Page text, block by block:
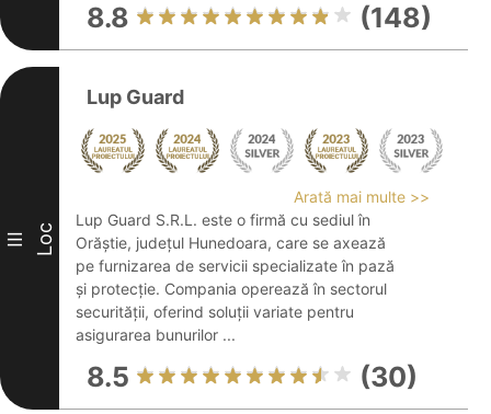
8.8 (148)
III Loc
Lup Guard
Arată mai multe >>
Lup Guard S.R.L. este o firmă cu sediul în
Orăștie, județul Hunedoara, care se axează
pe furnizarea de servicii specializate în pază
și protecție. Compania operează în sectorul
securității, oferind soluții variate pentru
asigurarea bunurilor ...
8.5 (30)